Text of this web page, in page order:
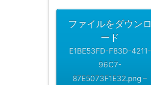
ファイルをダウンロ
ード
E1BE53FD-F83D-4211-
96C7-
87E5073F1E32.png –